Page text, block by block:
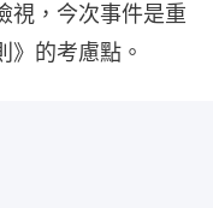
視，今次事件是重
》的考慮點。